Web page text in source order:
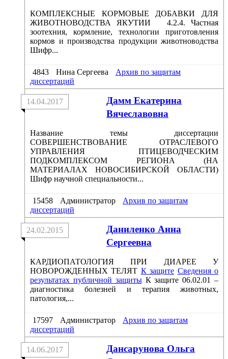
КОМПЛЕКСНЫЕ КОРМОВЫЕ ДОБАВКИ ДЛЯ
ЖИВОТНОВОДСТВА ЯКУТИИ 4.2.4. Частная
зоотехния, кормление, технологии приготовления
кормов и производства продукции животноводства
Шифр...
4843 Нина Сергеева
Архив по защитам
диссертаций
Дамм Екатерина
Вячеславовна
14.04.2017
Название темы диссертации
СОВЕРШЕНСТВОВАНИЕ ОТРАСЛЕВОГО
УПРАВЛЕНИЯ ПТИЦЕВОДЧЕСКИМ
ПОДКОМПЛЕКСОМ РЕГИОНА (НА
МАТЕРИАЛАХ НОВОСИБИРСКОЙ ОБЛАСТИ)
Шифр научной специальности...
15458 Администратор
Архив по защитам
диссертаций
Даниленко Анна
Сергеевна
24.02.2015
КАРДИОПАТОЛОГИЯ ПРИ ДИАРЕЕ У
НОВОРОЖДЕННЫХ ТЕЛЯТ К защите Сведения о
результатах публичной защиты К защите 06.02.01 –
диагностика болезней и терапия животных,
патология,...
17597 Администратор
Архив по защитам
диссертаций
Дансарунова Ольга
14.06.2017